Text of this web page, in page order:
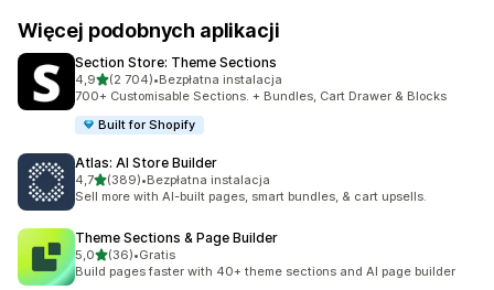
Więcej podobnych aplikacji
Section Store: Theme Sections
4,9na 5 gwiazdek
(2 704)
Łączna liczba recenzji: 2704
•Bezpłatna instalacja
700+ Customisable Sections. + Bundles, Cart Drawer & Blocks
Built for Shopify
Atlas: AI Store Builder
4,7na 5 gwiazdek
(389)
Łączna liczba recenzji: 389
•Bezpłatna instalacja
Sell more with AI-built pages, smart bundles, & cart upsells.
Theme Sections & Page Builder
5,0na 5 gwiazdek
(36)
Łączna liczba recenzji: 36
•Gratis
Build pages faster with 40+ theme sections and AI page builder